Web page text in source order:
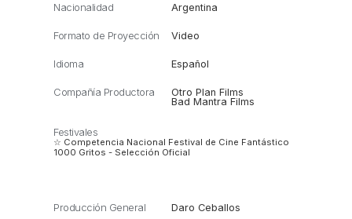
Nacionalidad Argentina
Formato de Proyección Video
Idioma Español
Compañía Productora
Otro Plan Films
Bad Mantra Films
Festivales
☆ Competencia Nacional Festival de Cine Fantástico
1000 Gritos - Selección Oficial
Producción General Daro Ceballos